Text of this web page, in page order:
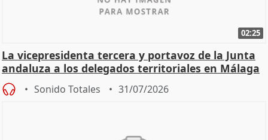
02:25
La vicepresidenta tercera y portavoz de la Junta
andaluza a los delegados territoriales en Málaga
Sonido Totales 31/07/2026